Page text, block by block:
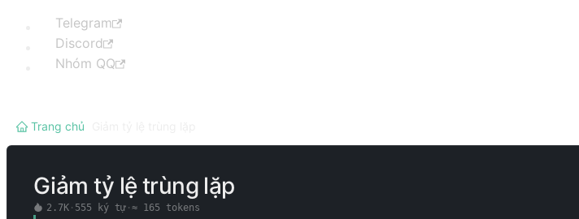
Telegram
Discord
Nhóm QQ
Trang chủ
Giảm tỷ lệ trùng lặp
2.7K· 555 ký tự· ≈ 165 tokens